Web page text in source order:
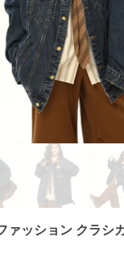
ァッション クラシ